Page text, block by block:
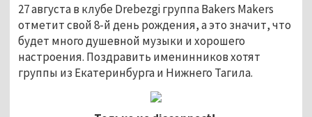
27 августа в клубе Drebezgi группа Bakers Makers
отметит свой 8-й день рождения, а это значит, что
будет много душевной музыки и хорошего
настроения. Поздравить именинников хотят
группы из Екатеринбурга и Нижнего Тагила.